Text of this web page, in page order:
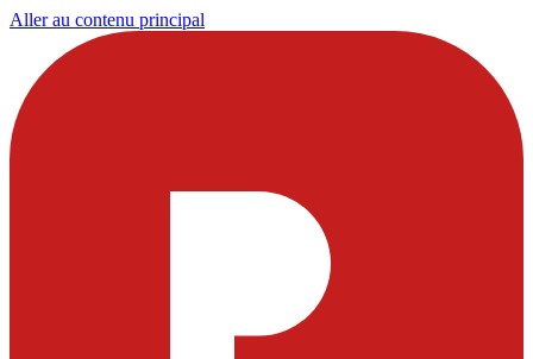
Aller au contenu principal